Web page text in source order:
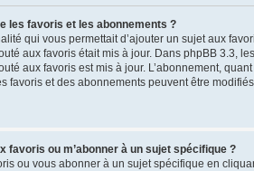
les favoris et les abonnements ?
qui vous permettait d’ajouter un sujet aux
aux favoris était mis à jour. Dans phpBB 3.3,
aux favoris est mis à jour. L’abonnement,
favoris et des abonnements peuvent être
favoris ou m’abonner à un sujet spécifique ?
ou vous abonner à un sujet spécifique en